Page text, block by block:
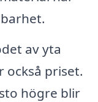
av yta
också priset.
högre blir